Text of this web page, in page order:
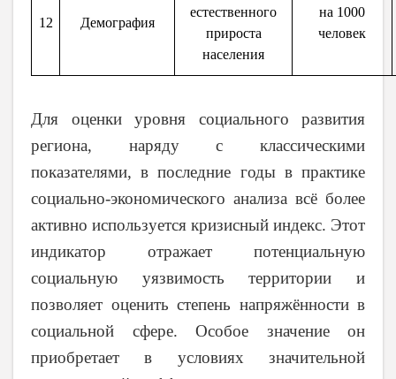
12 Демография
естественного
прироста
населения
на 1000
человек
Для оценкиуровня социального развития
региона, наряду с классическими
показателями, в последние годы в практике
социально-экономического анализа всё более
активно используется кризисный индекс. Этот
индикатор отражает потенциальную
социальную уязвимость территории и
позволяет оценить степень напряжённости в
социальной сфере. Особое значение он
приобретает в условиях значительной